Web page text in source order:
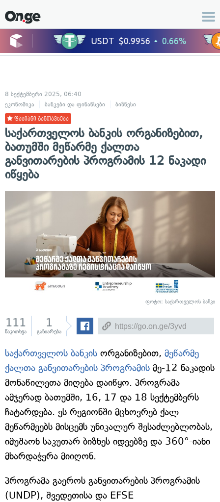
8 სექტემბერი 2025, 06:40
ეკონომიკა
ბანკები და ფინანსები ბიზნესი
ფასიანი განთავსება
საქართველოს ბანკის ორგანიზებით,
ბათუმში მეწარმე ქალთა
განვითარების პროგრამის 12 ნაკადი
იწყება
ფოტო: საქართველოს ბანკი
111
წაკითხვა
1
გაზიარება
საქართველოს ბანკის ორგანიზებით, მეწარმე
ქალთა განვითარების პროგრამის მე-12 ნაკადის
მონაწილეთა მიღება დაიწყო. პროგრამა
ამჯერად ბათუმში, 16, 17 და 18 სექტემბერს
ჩატარდება. ეს რეგიონში მცხოვრებ ქალ
მეწარმეებს მისცემს უნიკალურ შესაძლებლობას,
იმუშაონ საკუთარ ბიზნეს იდეებზე და 360°-იანი
მხარდაჭერა მიიღონ.
პროგრამა გაეროს განვითარების პროგრამის
(UNDP), შვედეთისა და EFSE